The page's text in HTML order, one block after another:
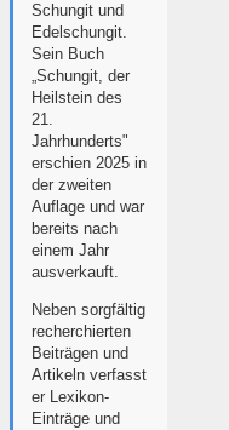
Schungit und
Edelschungit.
Sein Buch
„Schungit, der
Heilstein des
21.
Jahrhunderts"
erschien 2025 in
der zweiten
Auflage und war
bereits nach
einem Jahr
ausverkauft.
Neben sorgfältig
recherchierten
Beiträgen und
Artikeln verfasst
er Lexikon-
Einträge und